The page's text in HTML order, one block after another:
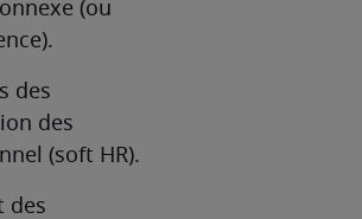
(ou
des
des
(soft HR).
des